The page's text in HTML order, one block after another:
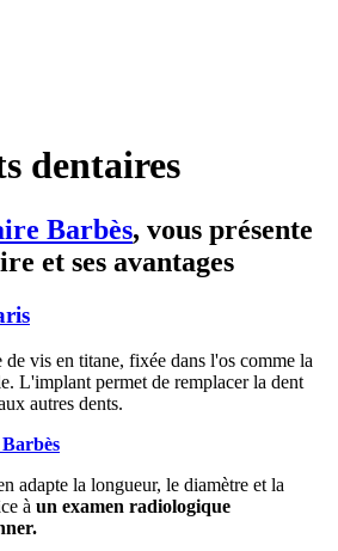
dentaires
Barbès, vous présente
et ses avantages
de vis en titane, fixée dans l'os comme la
L'implant permet de remplacer la dent
autres dents.
adapte la longueur, le diamètre et la
à un examen radiologique